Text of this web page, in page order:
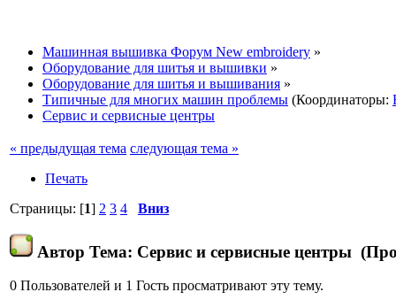
Машинная вышивка Форум New embroidery »
Оборудование для шитья и вышивки »
Оборудование для шитья и вышивания »
Типичные для многих машин проблемы (Координаторы:
Сервис и сервисные центры
« предыдущая тема следующая тема »
Печать
Страницы: [1] 2 3 4 Вниз
Автор Тема: Сервис и сервисные центры
0 Пользователей и 1 Гость просматривают эту тему.